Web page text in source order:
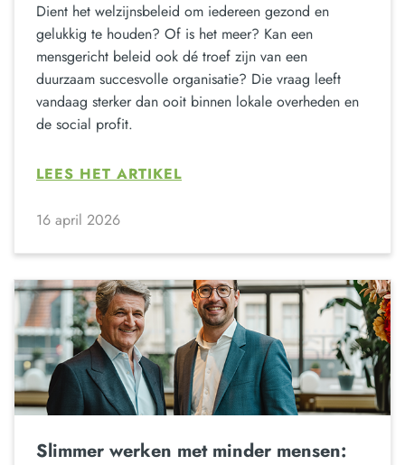
Dient het welzijnsbeleid om iedereen gezond en
gelukkig te houden? Of is het meer? Kan een
mensgericht beleid ook dé troef zijn van een
duurzaam succesvolle organisatie? Die vraag leeft
vandaag sterker dan ooit binnen lokale overheden en
de social profit.
LEES HET ARTIKEL
16 april 2026
Slimmer werken met minder mensen: